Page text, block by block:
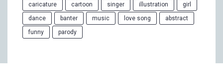
caricature
cartoon singer illustration
girl
dance
banter music love song
abstract
funny
parody